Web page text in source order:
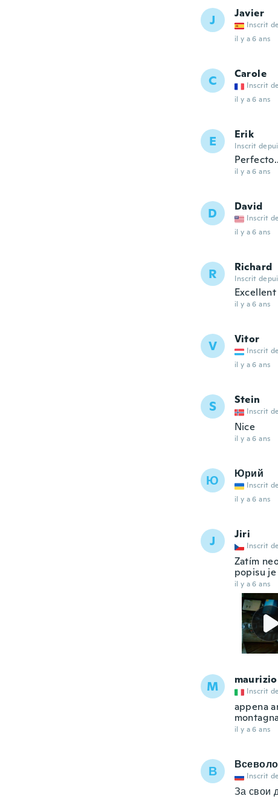
J Javier
Inscrit
il y a 6 ans
C Carole
Inscrit
il y a 6 ans
E Erik
Inscrit
il y a 6 ans
D David
Inscrit
il y a 6 ans
R Richard
Inscrit
Excellent
il y a 6 ans
V Vitor
Inscrit
il y a 6 ans
S Stein
Inscrit
Nice
il y a 6 ans
Ю Юрий
Inscrit
il y a 6 ans
J Jiri
Inscrit
Zatím
popisu
il y a 6 ans
M maurizio
Inscrit
appena
il y a 6 ans
В Inscrit
За свои